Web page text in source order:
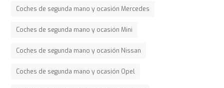
Coches de segunda mano y ocasión Mercedes
Coches de segunda mano y ocasión Mini
Coches de segunda mano y ocasión Nissan
Coches de segunda mano y ocasión Opel